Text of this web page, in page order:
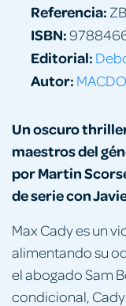
Un oscuro
maestros del
por Martin
de serie con
Max Cady es un
alimentando su
el abogado Sam
condicional,
Referencia:
ISBN:
Editorial:
Autor: